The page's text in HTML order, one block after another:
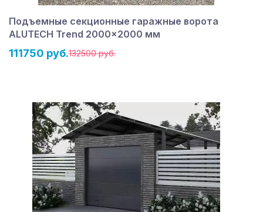
Подъемные секционные гаражные ворота
ALUTECH Trend 2000×2000 мм
111750 руб.132500 руб.